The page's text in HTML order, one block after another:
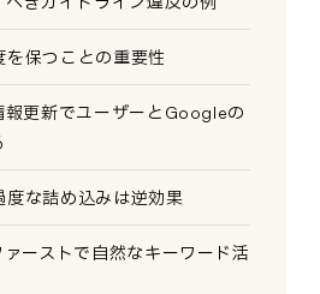
を保つことの重要性
報更新でユーザーとGoogleの
度な詰め込みは逆効果
ァーストで自然なキーワード活